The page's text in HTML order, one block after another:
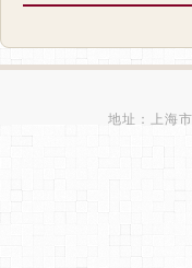
地址：上海